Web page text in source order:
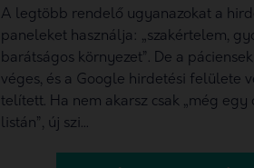
A legtöbb rendelő ugyanazokat a
paneleket használja: „szakértelem,
barátságos környezet”. De a
véges, és a Google hirdetési felülete
telített. Ha nem akarsz csak „még egy
listán”, új szi...